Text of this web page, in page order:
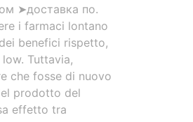
➤доставка по.
i farmaci lontano
benefici rispetto,
Tuttavia,
che fosse di nuovo
prodotto del
effetto tra